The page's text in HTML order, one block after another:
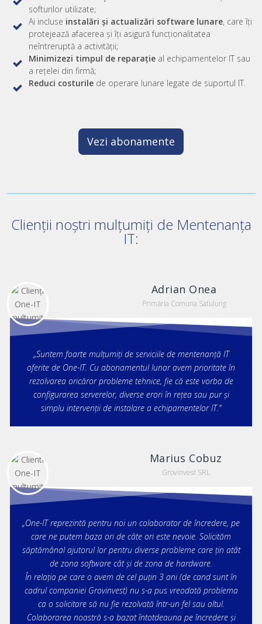
softurilor utilizate;
Ai incluse instalări și actualizări software lunare, care îți
protejează afacerea și îți asigură funcționalitatea
neîntreruptă a activității;
Minimizezi timpul de reparație al echipamentelor IT sau
a rețelei din firmă;
Reduci costurile de operare lunare legate de suportul IT.
Vezi abonamente
Clienții noștri mulțumiți de Mentenanța
IT:
Adrian Onea
Primăria Comuna Satulung
„Suntem foarte mulțumiți de serviciile de mentenanță IT
oferite de One-IT. Cu abonamentul lunar avem prioritate în
rezolvarea oricăror probleme tehnice, fie că este vorba de
configurarea serverelor, diverse erori în rețea sau pur și
simplu intervenții de instalare a echipamentelor IT.”
Marius Cobuz
Grovinvest SRL
„One-IT reprezintă pentru noi un colaborator de încredere, pe
care ne putem baza ori de câte ori este nevoie. Solicităm
săptămânal ajutorul lor pentru diverse probleme care țin atât
de zona software cât și de zona de hardware.
În relația pe care o avem de cel puțin 3 ani (de cand sunt în
cadrul companiei Grovinvest) nu s-a pus vreodată problema
ca o solicitare să nu fie rezolvată într-un fel sau altul.
Colaborarea noastră s-a bazat întotdeauna pe încredere și